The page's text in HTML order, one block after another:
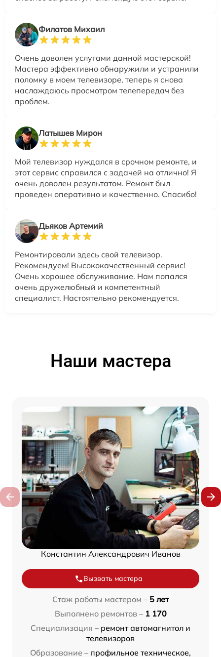
Филатов Михаил
Очень доволен услугами данной мастерской!
Мастера эффективно обнаружили и устранили
поломку в моем телевизоре, теперь я снова
наслаждаюсь просмотром телепередач без
проблем.
Латышев Мирон
Мой телевизор нуждался в срочном ремонте, и
этот сервис справился с задачей на отлично! Я
очень доволен результатом. Ремонт был
проведен оперативно и качественно. Спасибо!
Дьяков Артемий
Ремонтировали здесь свой телевизор.
Рекомендуем! Высококачественный сервис!
Очень хорошее обслуживание. Нам попался
очень дружелюбный и компетентный
специалист. Настоятельно рекомендуется.
Наши мастера
Константин Александрович Иванов
Вызвать мастера
Стаж работы мастером – 5 лет
Выполнено ремонтов – 1 170
Специализация – ремонт автомагнитол и
телевизоров
Образование – профильное техническое,